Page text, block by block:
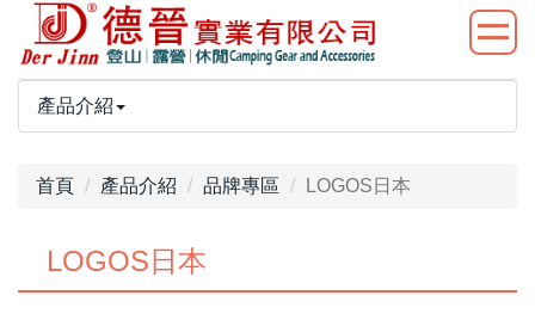
產品介紹
首頁 產品介紹 品牌專區 LOGOS日本
LOGOS日本